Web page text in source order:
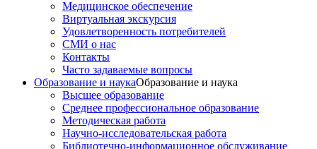
Медицинское обеспечение
Виртуальная экскурсия
Удовлетворенность потребителей
СМИ о нас
Контакты
Часто задаваемые вопросы
Образование и наукаОбразование и наука
Высшее образование
Среднее профессиональное образование
Методическая работа
Научно-исследовательская работа
Библиотечно-информационное обслуживание